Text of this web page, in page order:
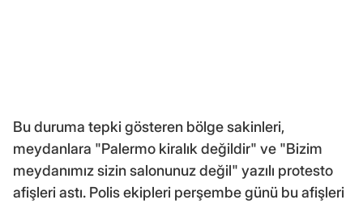
Bu duruma tepki gösteren bölge sakinleri,
meydanlara "Palermo kiralık değildir" ve "Bizim
meydanımız sizin salonunuz değil" yazılı protesto
afişleri astı. Polis ekipleri perşembe günü bu afişleri